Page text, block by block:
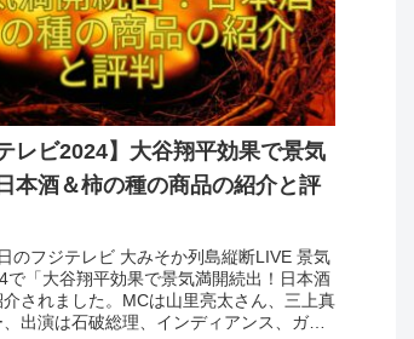
レビ2024】大谷翔平効果で景気
本酒＆柿の種の商品の紹介と評
のフジテレビ 大みそか列島縦断LIVE 景気
で「大谷翔平効果で景気満開続出！日本酒
介されました。MCは山里亮太さん、三上真
出演は石破総理、インディアンス、ガン